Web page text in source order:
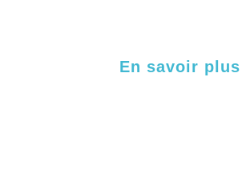
En savoir plus